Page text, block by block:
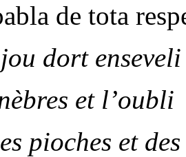
de tota
dort enseveli
et l’oubli
pioches et des